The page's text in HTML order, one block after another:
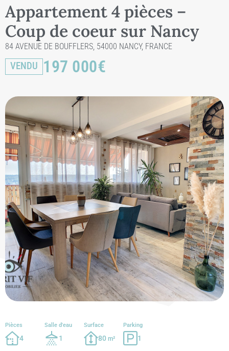
Appartement 4 pièces –
Coup de coeur sur Nancy
84 AVENUE DE BOUFFLERS, 54000 NANCY, FRANCE
VENDU 197 000€
Pièces
4
Salle d'eau
1
Surface
80m²
Parking
1